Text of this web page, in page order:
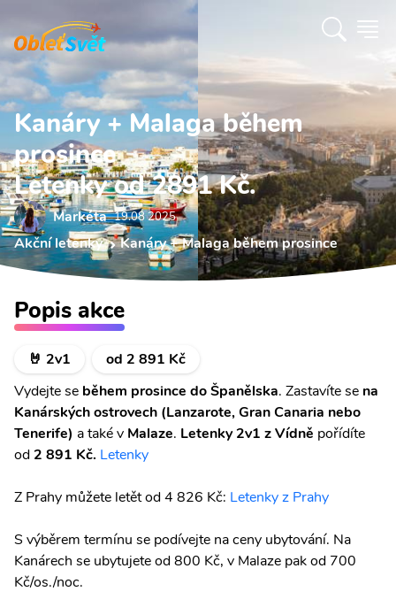
Kanáry + Malaga během
prosince
Letenky od 2891 Kč.
Markéta 19.08 2025
Akční letenky Kanáry + Malaga během prosince
Popis akce
🤘 2v1
od 2 891 Kč
Vydejte se během prosince do Španělska. Zastavíte se na
Kanárských ostrovech (Lanzarote, Gran Canaria nebo
Tenerife) a také v Malaze. Letenky 2v1 z Vídně pořídíte
od 2 891 Kč. Letenky
Z Prahy můžete letět od 4 826 Kč: Letenky z Prahy
S výběrem termínu se podívejte na ceny ubytování. Na
Kanárech se ubytujete od 800 Kč, v Malaze pak od 700
Kč/os./noc.